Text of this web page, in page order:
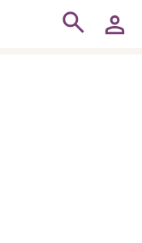
search person